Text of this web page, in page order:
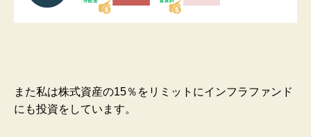
また私は株式資産の15％をリミットにインフラファンド
にも投資をしています。